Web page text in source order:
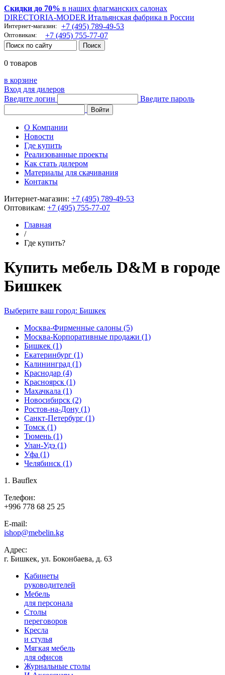
Скидки до 70% в наших флагманских салонах
DIRECTORIA-MODER Итальянская фабрика в России
Интернет-магазин: +7 (495) 789-49-53
Оптовикам: +7 (495) 755-77-07
0 товаров
в корзине
Вход для дилеров
Введите логин
Введите пароль
О Компании
Новости
Где купить
Реализованные проекты
Как стать дилером
Материалы для скачивания
Контакты
Интернет-магазин: +7 (495) 789-49-53
Оптовикам: +7 (495) 755-77-07
Главная
/
Где купить?
Купить мебель D&M в городе
Бишкек
Выберите ваш город: Бишкек
Москва-Фирменные салоны (5)
Москва-Корпоративные продажи (1)
Бишкек (1)
Екатеринбург (1)
Калининград (1)
Краснодар (4)
Красноярск (1)
Махачкала (1)
Новосибирск (2)
Ростов-на-Дону (1)
Санкт-Петербург (1)
Томск (1)
Тюмень (1)
Улан-Удэ (1)
Уфа (1)
Челябинск (1)
1. Bauflex
Телефон:
+996 778 68 25 25
E-mail:
ishop@mebelin.kg
Адрес:
г. Бишкек, ул. Боконбаева, д. 63
Кабинеты
руководителей
Мебель
для персонала
Столы
переговоров
Кресла
и стулья
Мягкая мебель
для офисов
Журнальные столы